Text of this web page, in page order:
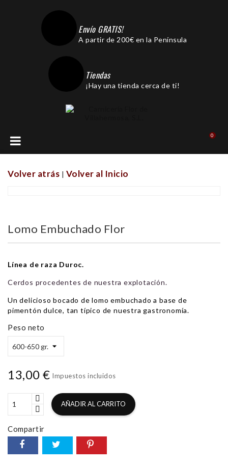
Envío GRATIS!
A partir de 200€ en la Península
Tiendas
¡Hay una tienda cerca de ti!
0
Volver atrás | Volver al Inicio
Lomo Embuchado Flor
Línea de raza Duroc.
Cerdos procedentes de nuestra explotación.
Un delicioso bocado de lomo embuchado a base de
pimentón dulce, tan típico de nuestra gastronomía.
Peso neto
13,00 € Impuestos incluidos
AÑADIR AL CARRITO
Compartir